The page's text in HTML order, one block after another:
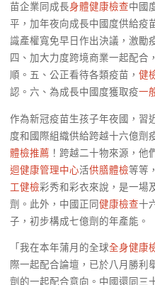
苗企業同成長身體健康檢查中國
平，加年夜向成長中國度供給疫
識產權寬免早日作出決議，激勵
四、加大力度跨境商業一起配合
順。五、公正看待各類疫苗， 健
認。六、為成長中國度獲取疫一
作為新冠疫苗生孩子年夜國，習
度和國際組織供給跨越十六億劑
體檢推薦 ！跨越二十物來源，他
迴健康管理中心活供膳體檢等等
工健檢彩秀和彩衣來說，是一場
劑。此外，中國正同健康檢查十
子，初步構成七億劑的年產能。
「我在本年蒲月的全球全身健康
際一起配合論壇，已於八月勝利
劑的一起配合意向。中國還同三